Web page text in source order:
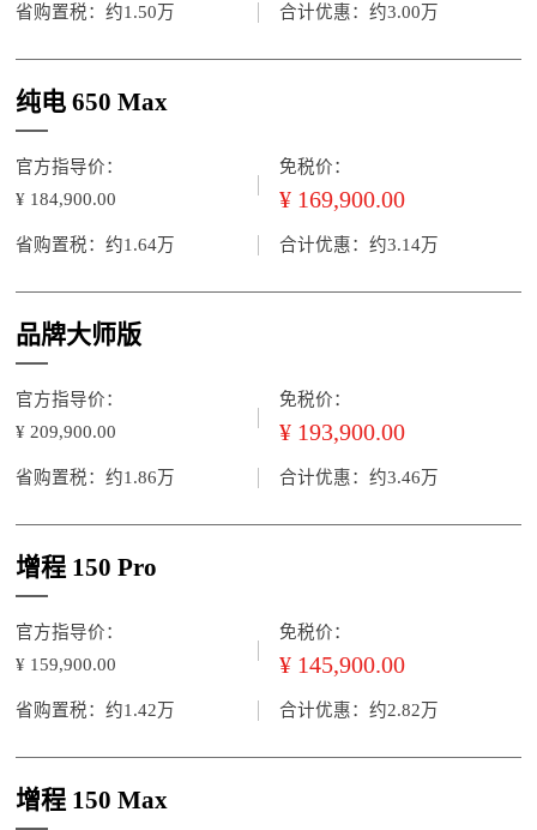
省购置税：约1.50万 合计优惠：约3.00万
纯电 650 Max
官方指导价：
¥ 184,900.00
免税价：
¥ 169,900.00
省购置税：约1.64万 合计优惠：约3.14万
品牌大师版
官方指导价：
¥ 209,900.00
免税价：
¥ 193,900.00
省购置税：约1.86万 合计优惠：约3.46万
增程 150 Pro
官方指导价：
¥ 159,900.00
免税价：
¥ 145,900.00
省购置税：约1.42万 合计优惠：约2.82万
增程 150 Max